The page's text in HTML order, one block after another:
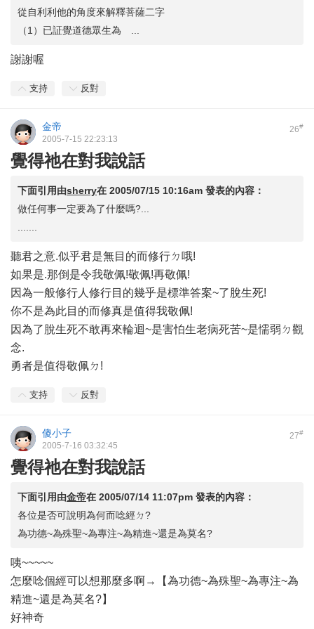
從自利利他的角度來解釋菩薩二字
（1）已証覺道德眾生為 ...
謝謝喔
支持 反對
26#
金帝
2005-7-15 22:23:13
覺得祂在對我說話
下面引用由sherry在 2005/07/15 10:16am 發表的內容：
做任何事一定要為了什麼嗎?...
聽君之意.似乎君是無目的而修行ㄉ哦!
如果是.那倒是令我敬佩!敬佩!再敬佩!
因為一般修行人修行目的幾乎是標準答案~了脫生死!
你不是為此目的而修真是值得我敬佩!
因為了脫生死不敢再來輪迴~是害怕生老病死苦~是懦弱ㄉ觀
念.
勇者是值得敬佩ㄉ!
支持 反對
27#
傻小子
2005-7-16 03:32:45
覺得祂在對我說話
下面引用由金帝在 2005/07/14 11:07pm 發表的內容：
各位是否可說明為何而唸經ㄉ?
為功德~為殊聖~為專注~為精進~還是為莫名?
咦~~~~~
怎麼唸個經可以想那麼多啊→【為功德~為殊聖~為專注~為
精進~還是為莫名?】
好神奇